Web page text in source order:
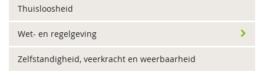
Thuisloosheid
Wet- en regelgeving
Zelfstandigheid, veerkracht en weerbaarheid